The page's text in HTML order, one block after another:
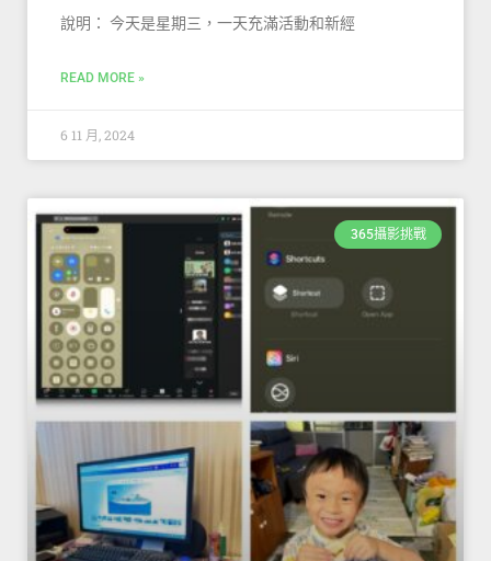
說明： 今天是星期三，一天充滿活動和新經
READ MORE »
6 11 月, 2024
365攝影挑戰